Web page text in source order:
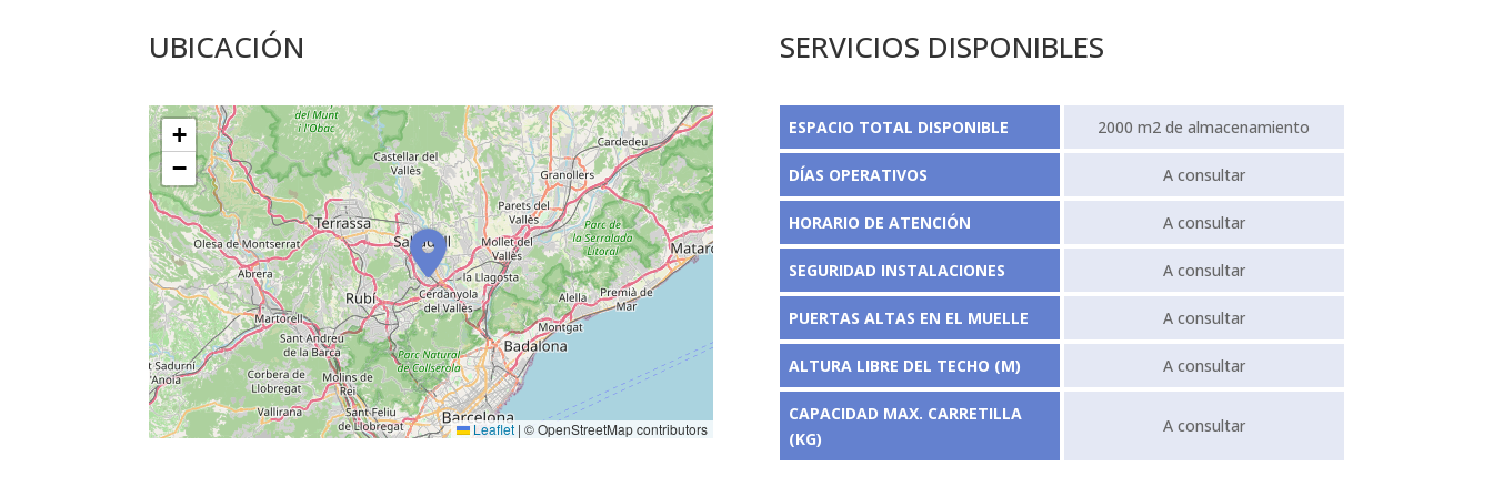
UBICACIÓN
+
−
Leaflet | © OpenStreetMap contributors
SERVICIOS DISPONIBLES
ESPACIO TOTAL DISPONIBLE 2000 m2 de almacenamiento
DÍAS OPERATIVOS A consultar
HORARIO DE ATENCIÓN A consultar
SEGURIDAD INSTALACIONES A consultar
PUERTAS ALTAS EN EL MUELLE A consultar
ALTURA LIBRE DEL TECHO (M) A consultar
CAPACIDAD MAX. CARRETILLA
(KG)
A consultar